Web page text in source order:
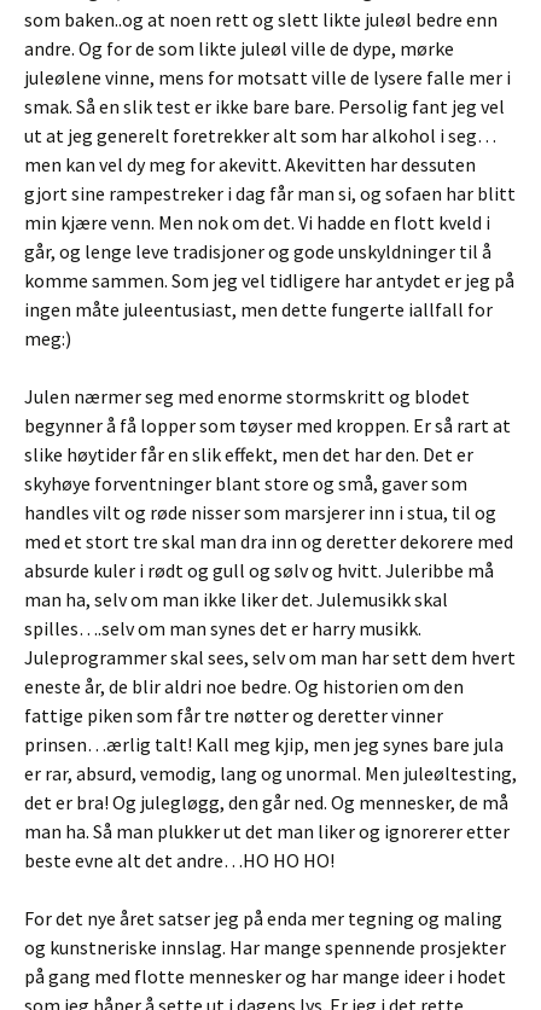
som baken..og at noen rett og slett likte juleøl bedre enn
andre. Og for de som likte juleøl ville de dype, mørke
juleølene vinne, mens for motsatt ville de lysere falle mer i
smak. Så en slik test er ikke bare bare. Persolig fant jeg vel
ut at jeg generelt foretrekker alt som har alkohol i seg…
men kan vel dy meg for akevitt. Akevitten har dessuten
gjort sine rampestreker i dag får man si, og sofaen har blitt
min kjære venn. Men nok om det. Vi hadde en flott kveld i
går, og lenge leve tradisjoner og gode unskyldninger til å
komme sammen. Som jeg vel tidligere har antydet er jeg på
ingen måte juleentusiast, men dette fungerte iallfall for
meg:)
Julen nærmer seg med enorme stormskritt og blodet
begynner å få lopper som tøyser med kroppen. Er så rart at
slike høytider får en slik effekt, men det har den. Det er
skyhøye forventninger blant store og små, gaver som
handles vilt og røde nisser som marsjerer inn i stua, til og
med et stort tre skal man dra inn og deretter dekorere med
absurde kuler i rødt og gull og sølv og hvitt. Juleribbe må
man ha, selv om man ikke liker det. Julemusikk skal
spilles….selv om man synes det er harry musikk.
Juleprogrammer skal sees, selv om man har sett dem hvert
eneste år, de blir aldri noe bedre. Og historien om den
fattige piken som får tre nøtter og deretter vinner
prinsen…ærlig talt! Kall meg kjip, men jeg synes bare jula
er rar, absurd, vemodig, lang og unormal. Men juleøltesting,
det er bra! Og julegløgg, den går ned. Og mennesker, de må
man ha. Så man plukker ut det man liker og ignorerer etter
beste evne alt det andre…HO HO HO!
For det nye året satser jeg på enda mer tegning og maling
og kunstneriske innslag. Har mange spennende prosjekter
på gang med flotte mennesker og har mange ideer i hodet
som jeg håper å sette ut i dagens lys. Er jeg i det rette